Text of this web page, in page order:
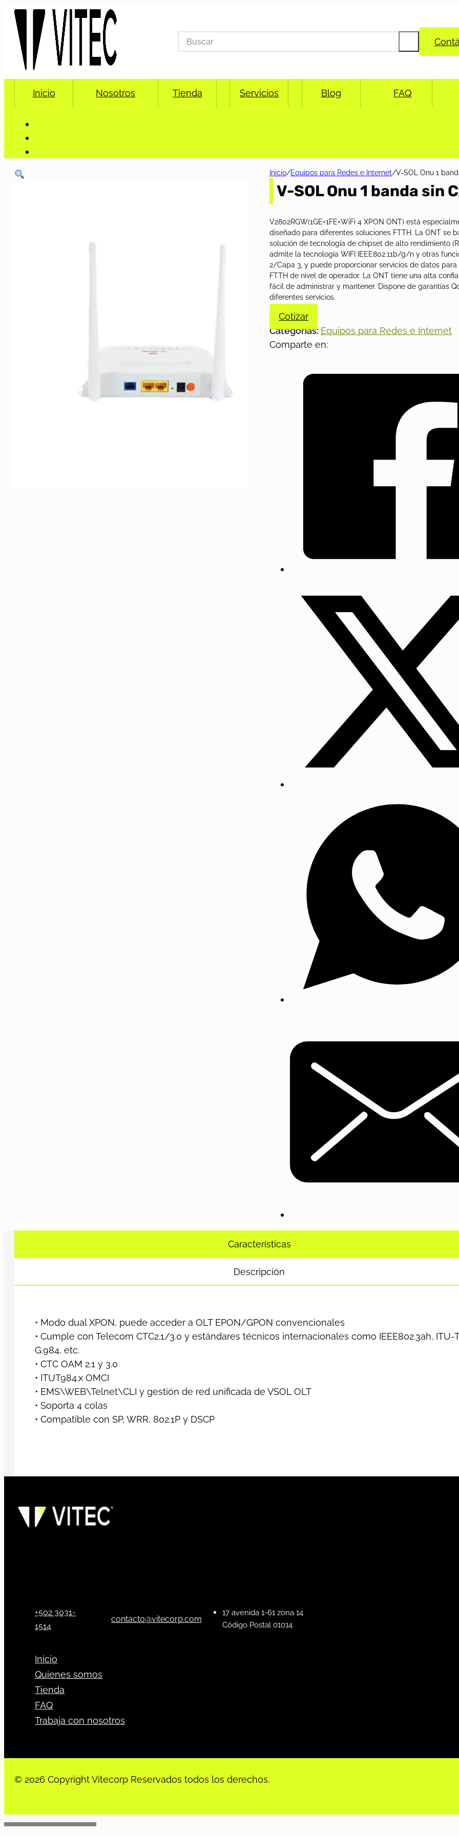
Search
for:
Inicio Nosotros Tienda Servicios Blog FAQ
Inicio/Equipos para Redes e Internet/V-SOL Onu 1
V-SOL Onu 1 banda sin
V2802RGW(1GE+1FE+WiFi 4 XPON ONT) está
diseñado para diferentes soluciones FTTH. La ONT se
solución de tecnología de chipset de alto rendimiento
admite la tecnología WIFI IEEE802.11b/g/n y otras
2/Capa 3, y puede proporcionar servicios de datos
FTTH de nivel de operador. La ONT tiene una alta
fácil de administrar y mantener. Dispone de garantías
diferentes servicios.
Cotizar
Categorías: Equipos para Redes e Internet
Comparte en:
Características
Descripción
• Modo dual XPON, puede acceder a OLT EPON/GPON convencionales
• Cumple con Telecom CTC2.1/3.0 y estándares técnicos internacionales como IEEE802.3ah, ITU-T
G.984, etc.
• CTC OAM 2.1 y 3.0
• ITUT984.x OMCI
• EMS\WEB\Telnet\CLI y gestión de red unificada de VSOL OLT
• Soporta 4 colas
• Compatible con SP, WRR, 802.1P y DSCP
+502 3031-
1514
contacto@vitecorp.com
17 avenida 1-61 zona 14
Código Postal 01014
Inicio
Quienes somos
Tienda
FAQ
Trabaja con nosotros
© 2026 Copyright Vitecorp Reservados todos los derechos.